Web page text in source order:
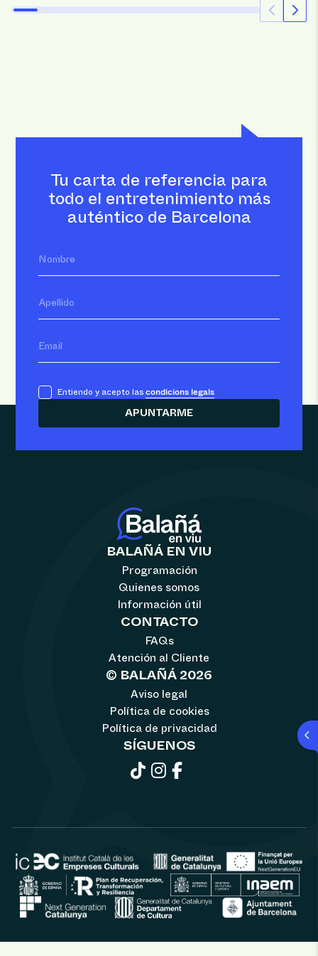
Tu carta de referencia para
todo el entretenimiento más
auténtico de Barcelona
Nombre
Apellido
Email
Entiendo y acepto lascondicions legals
BALAÑÁ EN VIU
Programación
Quienes somos
Información útil
CONTACTO
FAQs
Atención al Cliente
© BALAÑÁ 2026
Aviso legal
Política de cookies
Política de privacidad
SÍGUENOS